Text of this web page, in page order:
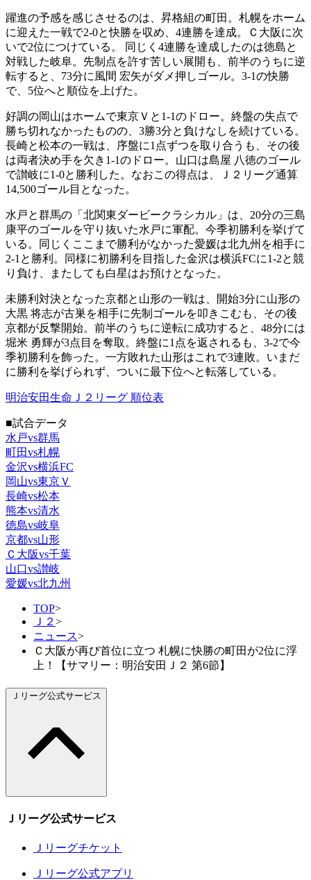
躍進の予感を感じさせるのは、昇格組の町田。札幌をホーム
に迎えた一戦で2-0と快勝を収め、4連勝を達成。Ｃ大阪に次
いで2位につけている。 同じく4連勝を達成したのは徳島と
対戦した岐阜。先制点を許す苦しい展開も、前半のうちに逆
転すると、73分に風間 宏矢がダメ押しゴール。3-1の快勝
で、5位へと順位を上げた。
好調の岡山はホームで東京Ｖと1-1のドロー。終盤の失点で
勝ち切れなかったものの、3勝3分と負けなしを続けている。
長崎と松本の一戦は、序盤に1点ずつを取り合うも、その後
は両者決め手を欠き1-1のドロー。山口は島屋 八徳のゴール
で讃岐に1-0と勝利した。なおこの得点は、Ｊ２リーグ通算
14,500ゴール目となった。
水戸と群馬の「北関東ダービークラシカル」は、20分の三島
康平のゴールを守り抜いた水戸に軍配。今季初勝利を挙げて
いる。同じくここまで勝利がなかった愛媛は北九州を相手に
2-1と勝利。同様に初勝利を目指した金沢は横浜FCに1-2と競
り負け、またしても白星はお預けとなった。
未勝利対決となった京都と山形の一戦は、開始3分に山形の
大黒 将志が古巣を相手に先制ゴールを叩きこむも、その後
京都が反撃開始。前半のうちに逆転に成功すると、48分には
堀米 勇輝が3点目を奪取。終盤に1点を返されるも、3-2で今
季初勝利を飾った。一方敗れた山形はこれで3連敗。いまだ
に勝利を挙げられず、ついに最下位へと転落している。
明治安田生命Ｊ２リーグ 順位表
■試合データ
水戸vs群馬
町田vs札幌
金沢vs横浜FC
岡山vs東京Ｖ
長崎vs松本
熊本vs清水
徳島vs岐阜
京都vs山形
Ｃ大阪vs千葉
山口vs讃岐
愛媛vs北九州
TOP>
Ｊ２ >
ニュース>
Ｃ大阪が再び首位に立つ 札幌に快勝の町田が2位に浮
上！【サマリー：明治安田Ｊ２ 第6節】
Ｊリーグ公式サービス
Ｊリーグ公式サービス
Ｊリーグチケット
Ｊリーグ公式アプリ